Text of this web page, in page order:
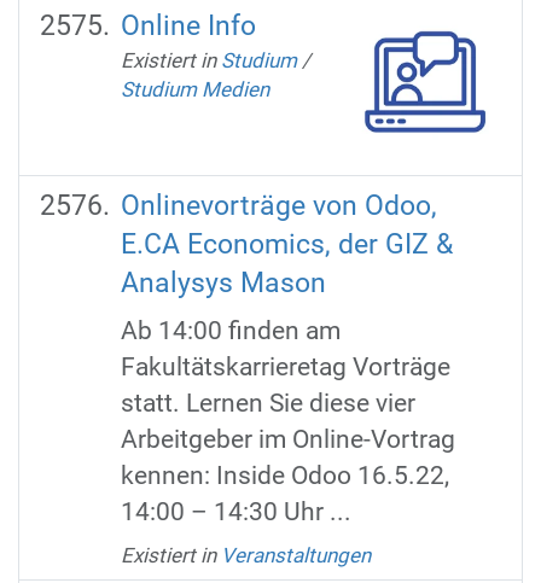
Online Info
Existiert in Studium /
Studium Medien
Onlinevorträge von Odoo,
E.CA Economics, der GIZ &
Analysys Mason
Ab 14:00 finden am
Fakultätskarrieretag Vorträge
statt. Lernen Sie diese vier
Arbeitgeber im Online-Vortrag
kennen: Inside Odoo 16.5.22,
14:00 – 14:30 Uhr ...
Existiert in Veranstaltungen